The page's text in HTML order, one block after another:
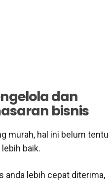
dan
bisnis
murah, hal ini belum tentu
baik.
anda lebih cepat diterima,